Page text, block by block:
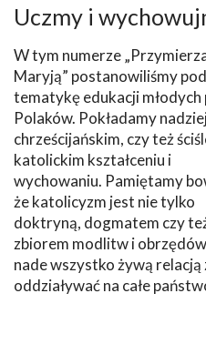
Uczmy i
W tym numerze
Maryją” postanowiliśmy
tematykę edukacji młodych
Polaków. Pokładamy
chrześcijańskim, czy też
katolickim kształceniu i
wychowaniu. Pamiętamy
że katolicyzm jest nie tylko
doktryną, dogmatem czy
zbiorem modlitw i
nade wszystko żywą relacją
oddziaływać na całe